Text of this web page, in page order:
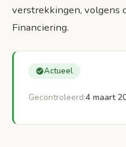
verstrekkingen, volgens
Financiering.
Actueel
Gecontroleerd:4 maart